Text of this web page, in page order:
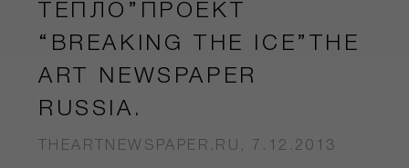
ТЕПЛО”ПРОЕКТ
“BREAKING THE ICE”THE
ART NEWSPAPER
RUSSIA.
THEARTNEWSPAPER.RU, 7.12.2013